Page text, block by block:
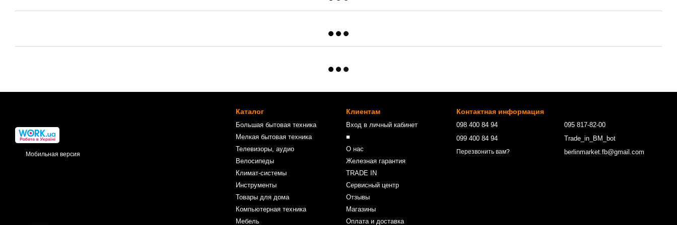
Мобильная версия
Каталог
Большая бытовая техника
Мелкая бытовая техника
Телевизоры, аудио
Велосипеды
Климат-системы
Инструменты
Товары для дома
Компьютерная техника
Мебель
Клиентам
Вход в личный кабинет
■
О нас
Железная гарантия
TRADE IN
Сервисный центр
Отзывы
Магазины
Оплата и доставка
Контактная информация
098 400 84 94‬
099 400 84 94
Перезвонить вам?
095 817-82-00
Trade_in_BM_bot
berlinmarket.fb@gmail.com